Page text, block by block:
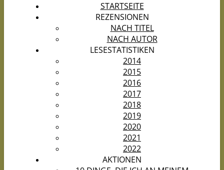
STARTSEITE
REZENSIONEN
NACH TITEL
NACH AUTOR
LESESTATISTIKEN
2014
2015
2016
2017
2018
2019
2020
2021
2022
AKTIONEN